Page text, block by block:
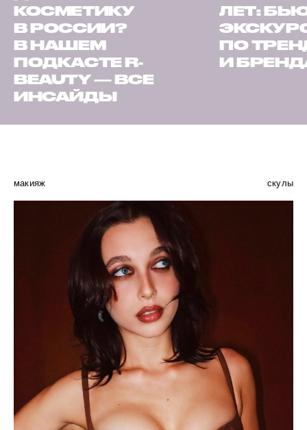
КОСМЕТИКУ
В РОССИИ?
В НАШЕМ
ПОДКАСТЕ R-
BEAUTY — ВСЕ
ИНСАЙДЫ
ЛЕТ:
ПО
И
макияж скулы